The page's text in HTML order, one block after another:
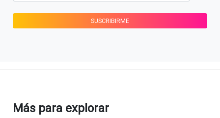
Más para explorar